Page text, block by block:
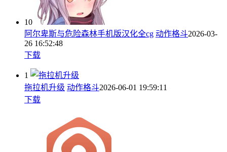
10
阿尔卑斯与危险森林手机版汉化全cg 动作格斗2026-03-
26 16:52:48
下载
1
拖拉机升级 动作格斗2026-06-01 19:59:11
下载